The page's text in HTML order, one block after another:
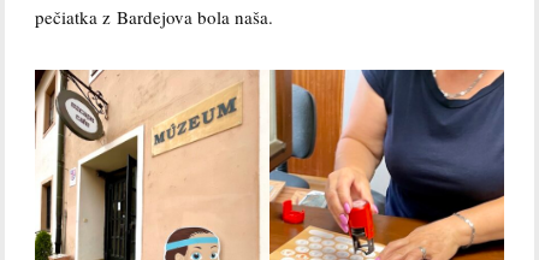
pečiatka z Bardejova bola naša.